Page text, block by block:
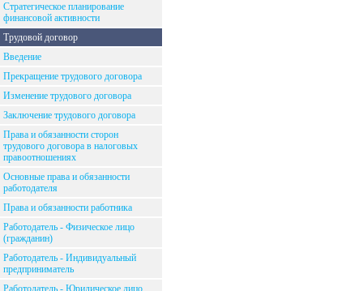
Стратегическое планирование
финансовой активности
Трудовой договор
Введение
Прекращение трудового договора
Изменение трудового договора
Заключение трудового договора
Права и обязанности сторон
трудового договора в налоговых
правоотношениях
Основные права и обязанности
работодателя
Права и обязанности работника
Работодатель - Физическое лицо
(гражданин)
Работодатель - Индивидуальный
предприниматель
Работодатель - Юридическое лицо